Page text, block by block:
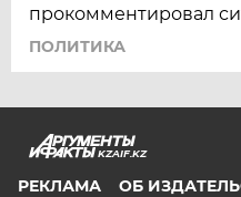
прокомментировал
ПОЛИТИКА
KZAIF.KZ
РЕКЛАМА
ОБ